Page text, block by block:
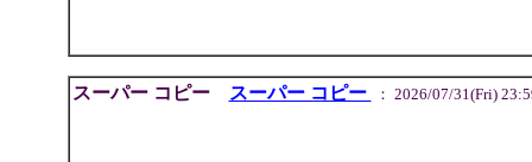
スーパー コピー スーパー コピー ： 2026/07/31(Fri)